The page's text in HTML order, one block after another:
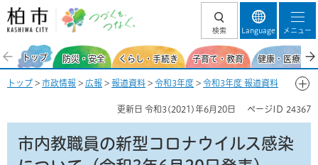
柏市 つづくを、
検索 Language メニュー
トップ 防災・安全 くらし・手続き 子育て・教育 健康・医療・
トップ > 市政情報 > 広報 > 報道資料 > 令和3年度 > 令和3年度 報道資料
ルス感染について（令和3年6月20日発表）
更新日 令和3(2021)年6月20日 ページID 24367
市内教職員の新型コロナウイルス感染